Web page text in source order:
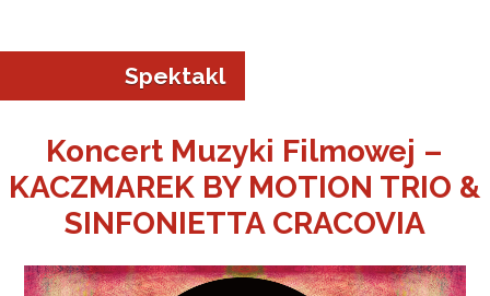
w Jeleniej Górze
Spektakl
Koncert Muzyki Filmowej –
KACZMAREK BY MOTION TRIO &
SINFONIETTA CRACOVIA